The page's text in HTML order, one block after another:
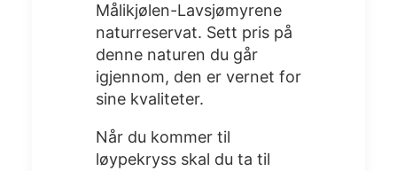
Målikjølen-Lavsjømyrene
naturreservat. Sett pris på
denne naturen du går
igjennom, den er vernet for
sine kvaliteter.
Når du kommer til
løypekryss skal du ta til